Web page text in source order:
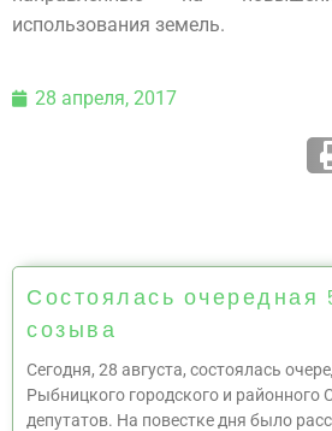
использования земель.
28 апреля, 2017
Состоялась очередная
созыва
Сегодня, 28 августа, состоялась
Рыбницкого городского и районного
депутатов. На повестке дня было